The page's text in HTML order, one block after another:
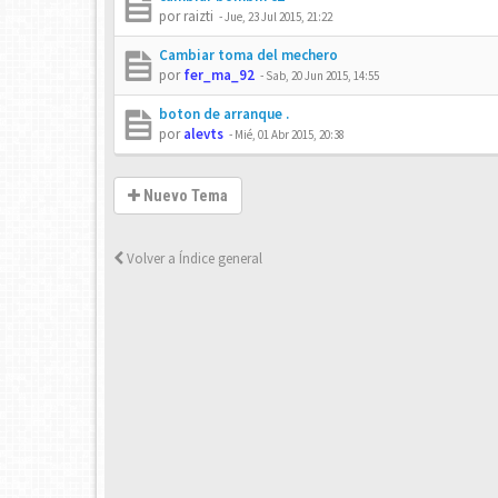
porraizti -Jue, 23 Jul 2015, 21:22
Cambiar toma del mechero
porfer_ma_92 - Sab, 20 Jun 2015, 14:55
boton de arranque .
poralevts - Mié, 01 Abr 2015, 20:38
Nuevo Tema
Volver a Índice general